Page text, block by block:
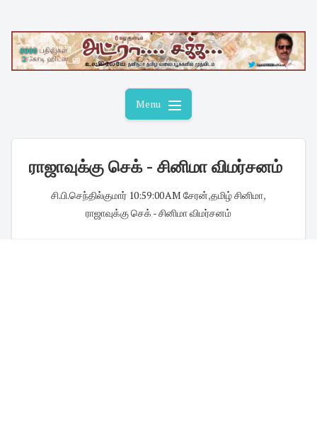
content
Menu
ராஜாவுக்கு செக் - சினிமா விமர்சனம்
சி.பி.செந்தில்குமார் 10:59:00 AM சேரன்,தமிழ் சினிமா,
ராஜாவுக்கு செக் - சினிமா விமர்சனம்